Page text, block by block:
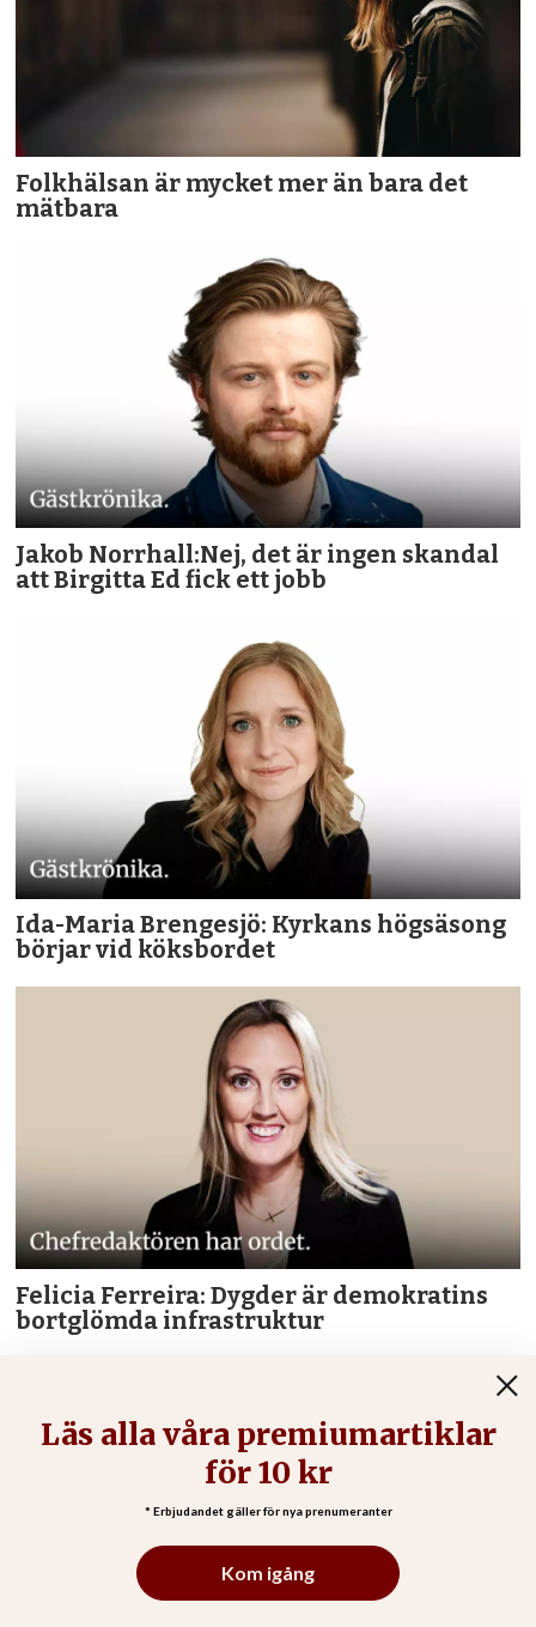
Folkhälsan är mycket mer än bara det
mätbara
Jakob Norrhall:Nej, det är ingen skandal
att Birgitta Ed fick ett jobb
Ida-Maria Brengesjö: Kyrkans högsäsong
börjar vid köksbordet
Felicia Ferreira: Dygder är demokratins
bortglömda infrastruktur